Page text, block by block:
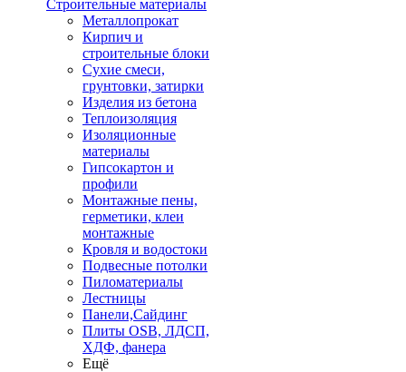
Строительные материалы
Металлопрокат
Кирпич и
строительные блоки
Сухие смеси,
грунтовки, затирки
Изделия из бетона
Теплоизоляция
Изоляционные
материалы
Гипсокартон и
профили
Монтажные пены,
герметики, клеи
монтажные
Кровля и водостоки
Подвесные потолки
Пиломатериалы
Лестницы
Панели,Сайдинг
Плиты OSB, ЛДСП,
ХДФ, фанера
Ещё